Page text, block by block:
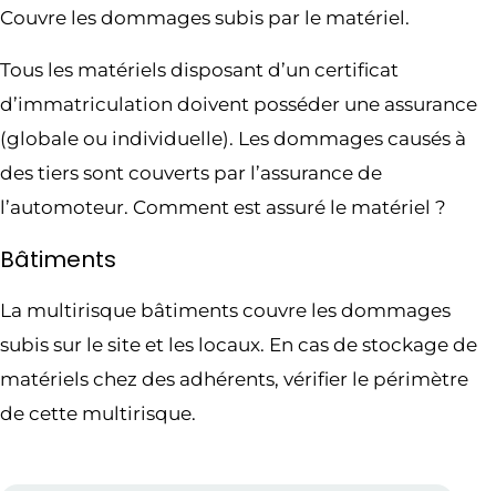
Couvre les dommages subis par le matériel.
Tous les matériels disposant d’un certificat
d’immatriculation doivent posséder une assurance
(globale ou individuelle). Les dommages causés à
des tiers sont couverts par l’assurance de
l’automoteur. Comment est assuré le matériel ?
Bâtiments
La multirisque bâtiments couvre les dommages
subis sur le site et les locaux. En cas de stockage de
matériels chez des adhérents, vérifier le périmètre
de cette multirisque.